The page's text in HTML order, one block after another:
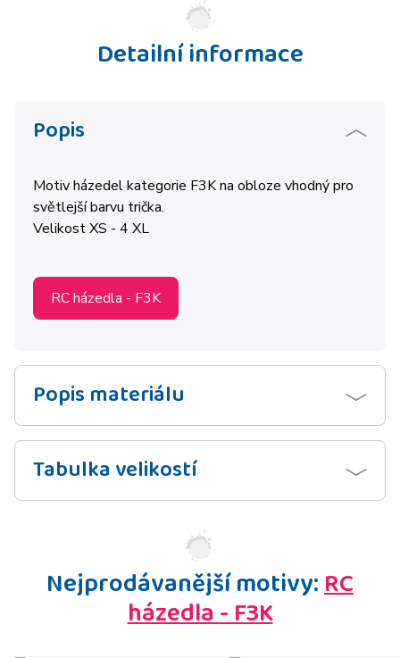
Detailní informace
Popis
Motiv házedel kategorie F3K na obloze vhodný pro
světlejší barvu trička.
Velikost XS - 4 XL
RC házedla - F3K
Popis materiálu
Tabulka velikostí
Nejprodávanější motivy:RC
házedla - F3K